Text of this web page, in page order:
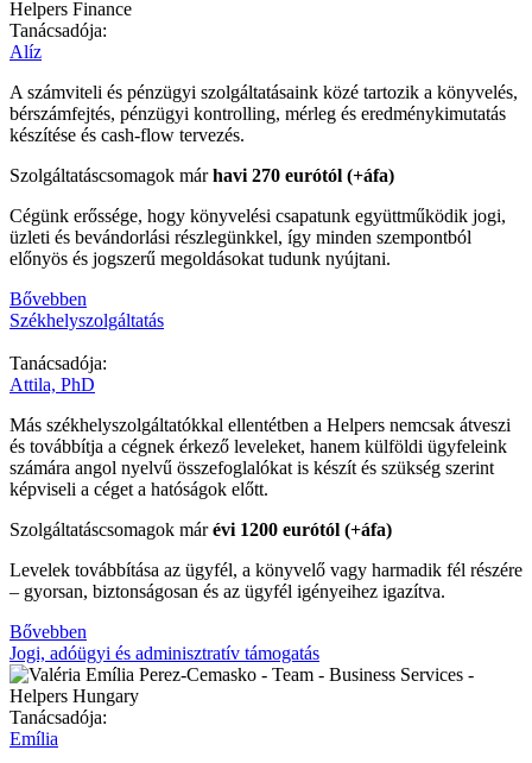
Tanácsadója:
Alíz
A számviteli és pénzügyi szolgáltatásaink közé tartozik a könyvelés,
bérszámfejtés, pénzügyi kontrolling, mérleg és eredménykimutatás
készítése és cash-flow tervezés.
Szolgáltatáscsomagok márhavi 270 eurótól (+áfa)
Cégünk erőssége, hogy könyvelési csapatunk együttműködik jogi,
üzleti és bevándorlási részlegünkkel, így minden szempontból
előnyös és jogszerű megoldásokat tudunk nyújtani.
Bővebben
Székhelyszolgáltatás
Tanácsadója:
Attila, PhD
Más székhelyszolgáltatókkal ellentétben a Helpers nemcsak átveszi
és továbbítja a cégnek érkező leveleket, hanem külföldi ügyfeleink
számára angol nyelvű összefoglalókat is készít és szükség szerint
képviseli a céget a hatóságok előtt.
Szolgáltatáscsomagok márévi 1200 eurótól (+áfa)
Levelek továbbítása az ügyfél, a könyvelő vagy harmadik fél részére
– gyorsan, biztonságosan és az ügyfél igényeihez igazítva.
Bővebben
Jogi, adóügyi és adminisztratív támogatás
Tanácsadója:
Emília